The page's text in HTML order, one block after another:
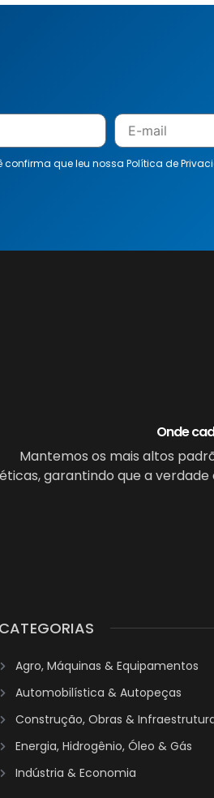
confirma que leu nossa Política de
Onde
Mantemos os mais altos
éticas, garantindo que a
CATEGORIAS
Agro, Máquinas & Equipamentos
Automobilística & Autopeças
Construção, Obras &
Energia, Hidrogênio, Óleo & Gás
Indústria & Economia